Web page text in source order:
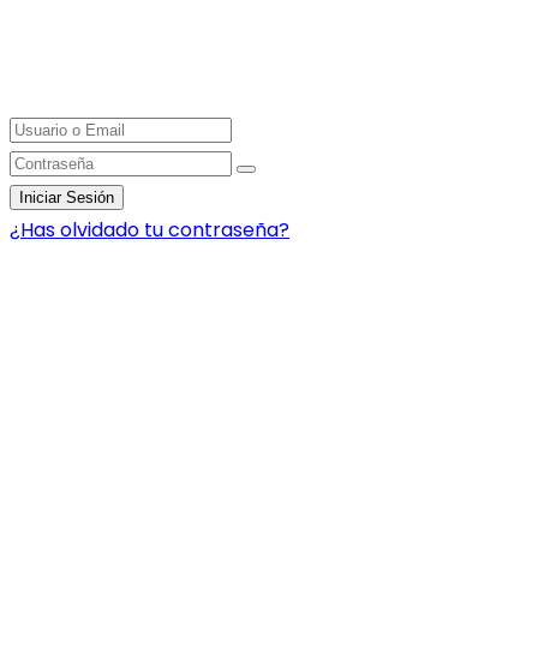
Iniciar Sesión
¿Has olvidado tu contraseña?